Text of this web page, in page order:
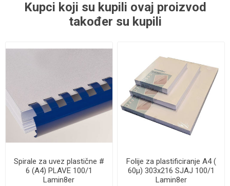
Kupci koji su kupili ovaj proizvod
također su kupili
Spirale za uvez plastične #
6 (A4) PLAVE 100/1
Lamin8er
Folije za plastificiranje A4 (
60µ) 303x216 SJAJ 100/1
Lamin8er